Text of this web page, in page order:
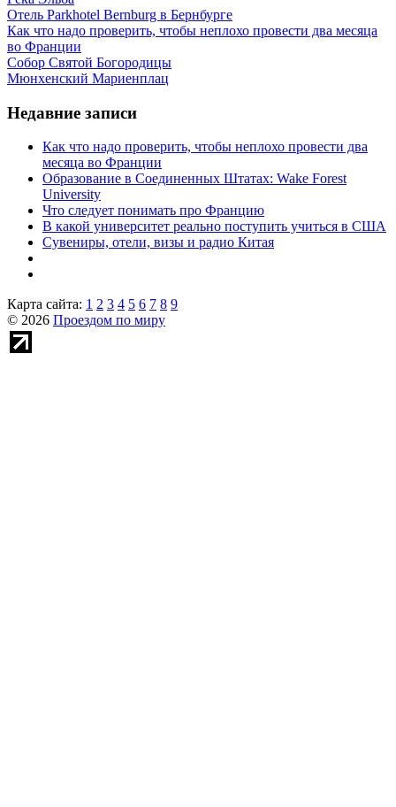
Отель Parkhotel Bernburg в Бернбурге
Как что надо проверить, чтобы неплохо провести два месяца
во Франции
Собор Святой Богородицы
Мюнхенский Мариенплац
Недавние записи
Как что надо проверить, чтобы неплохо провести два
месяца во Франции
Образование в Соединенных Штатах: Wake Forest
University
Что следует понимать про Францию
В какой университет реально поступить учиться в США
Сувениры, отели, визы и радио Китая
Карта сайта: 1 2 3 4 5 6 7 8 9
© 2026 Проездом по миру